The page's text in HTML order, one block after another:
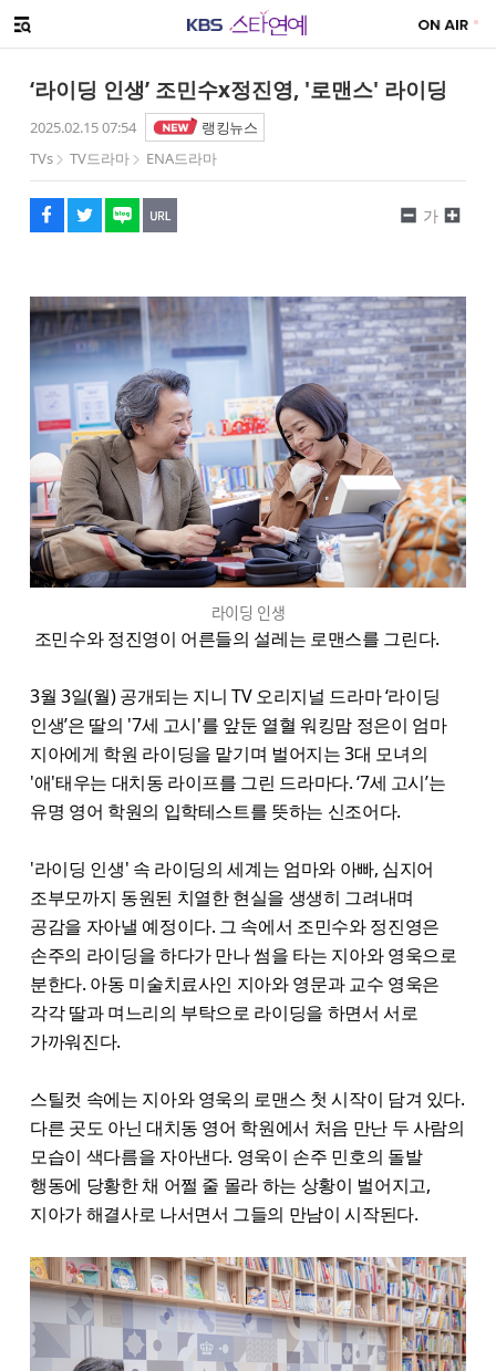
메뉴 열기
‘라이딩 인생’ 조민수x정진영, '로맨스' 라이딩
2025.02.15 07:54
랭킹뉴스
TVs
TV드라마 ENA드라마
페이스북
트위터
네이버
URL복사
글씨 작게보기
가
글씨 크게보기
라이딩 인생
조민수와 정진영이 어른들의 설레는 로맨스를 그린다.
3월 3일(월) 공개되는 지니 TV 오리지널 드라마 ‘라이딩
인생’은 딸의 '7세 고시'를 앞둔 열혈 워킹맘 정은이 엄마
지아에게 학원 라이딩을 맡기며 벌어지는 3대 모녀의
'애'태우는 대치동 라이프를 그린 드라마다. ‘7세 고시’는
유명 영어 학원의 입학테스트를 뜻하는 신조어다.
'라이딩 인생' 속 라이딩의 세계는 엄마와 아빠, 심지어
조부모까지 동원된 치열한 현실을 생생히 그려내며
공감을 자아낼 예정이다. 그 속에서 조민수와 정진영은
손주의 라이딩을 하다가 만나 썸을 타는 지아와 영욱으로
분한다. 아동 미술치료사인 지아와 영문과 교수 영욱은
각각 딸과 며느리의 부탁으로 라이딩을 하면서 서로
가까워진다.
스틸컷 속에는 지아와 영욱의 로맨스 첫 시작이 담겨 있다.
다른 곳도 아닌 대치동 영어 학원에서 처음 만난 두 사람의
모습이 색다름을 자아낸다. 영욱이 손주 민호의 돌발
행동에 당황한 채 어쩔 줄 몰라 하는 상황이 벌어지고,
지아가 해결사로 나서면서 그들의 만남이 시작된다.
해시태그